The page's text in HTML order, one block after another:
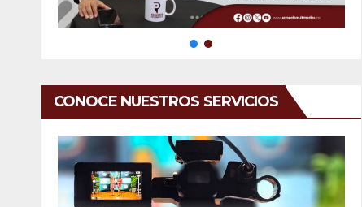
CONOCE NUESTROS SERVICIOS